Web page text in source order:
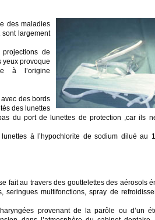
des maladies
sont largement
projections de
yeux provoque
à l’origine
des bords
des lunettes
du port de lunettes de protection ,car ils
à l’hypochlorite de sodium dilué au
fait au travers des gouttelettes des aérosols
seringues multifonctions, spray de
provenant de la parôle ou d’un